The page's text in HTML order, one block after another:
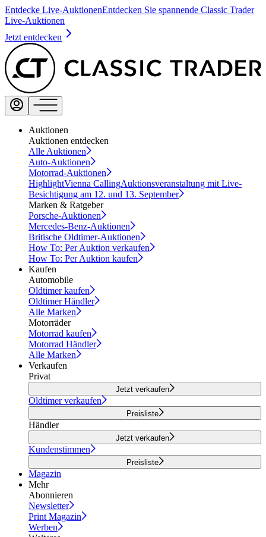
Entdecke Live-AuktionenEntdecken Sie spannende Classic Trader
Live-Auktionen
Jetzt entdecken
Auktionen
Auktionen entdecken
Alle Auktionen
Auto-Auktionen
Motorrad-Auktionen
HighlightVienna CallingAuktionsveranstaltung mit Live-
Besichtigung am 12. und 13. September
Marken & Ratgeber
Porsche-Auktionen
Mercedes-Benz-Auktionen
Britische Oldtimer-Auktionen
How To: Per Auktion verkaufen
How To: Per Auktion kaufen
Kaufen
Automobile
Oldtimer kaufen
Oldtimer Händler
Alle Marken
Motorräder
Motorrad kaufen
Motorrad Händler
Alle Marken
Verkaufen
Privat
Jetzt verkaufen
Oldtimer verkaufen
Preisliste
Händler
Jetzt verkaufen
Kundenstimmen
Preisliste
Magazin
Mehr
Abonnieren
Newsletter
Print Magazin
Werben